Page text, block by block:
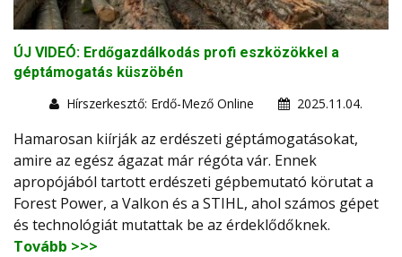
ÚJ VIDEÓ: Erdőgazdálkodás profi eszközökkel a
géptámogatás küszöbén
Hírszerkesztő: Erdő-Mező Online
2025.11.04.
Hamarosan kiírják az erdészeti géptámogatásokat,
amire az egész ágazat már régóta vár. Ennek
apropójából tartott erdészeti gépbemutató körutat a
Forest Power, a Valkon és a STIHL, ahol számos gépet
és technológiát mutattak be az érdeklődőknek.
Tovább >>>